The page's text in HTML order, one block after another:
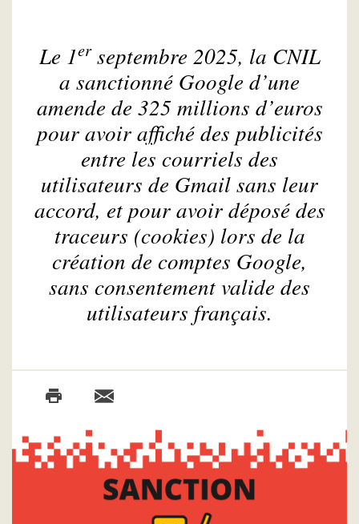
Le 1erseptembre 2025, la CNIL
a sanctionné Google d’une
amende de 325 millions d’euros
pour avoir affiché des publicités
entre les courriels des
utilisateurs de Gmailsans leur
accord, et pour avoir déposé des
traceurs (cookies) lors de la
création de comptes Google,
sans consentement valide des
utilisateurs français.